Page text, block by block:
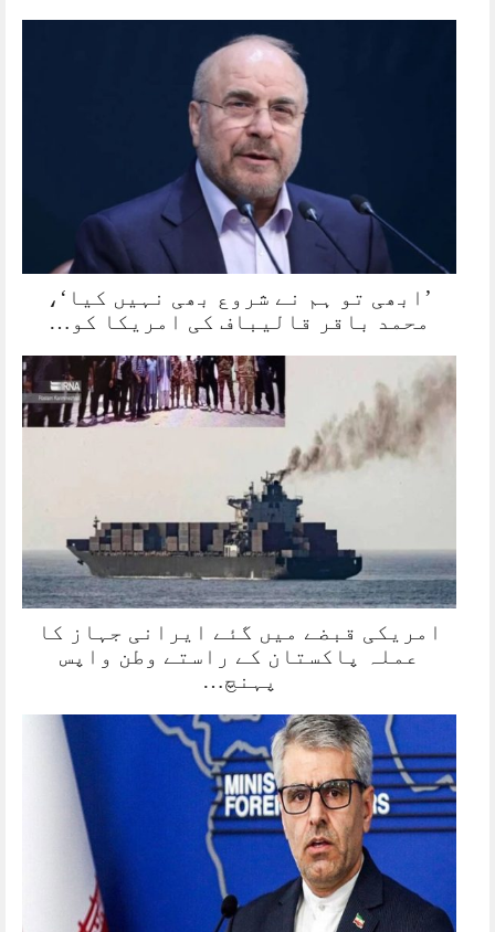
’ابھی تو ہم نے شروع بھی نہیں کیا‘،
محمد باقر قالیباف کی امریکا کو…
امریکی قبضے میں گئے ایرانی جہاز کا
عملہ پاکستان کے راستے وطن واپس
پہنچ…